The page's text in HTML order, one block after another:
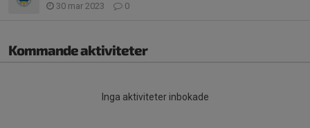
30 mar 2023 0
Kommande aktiviteter
Inga aktiviteter inbokade